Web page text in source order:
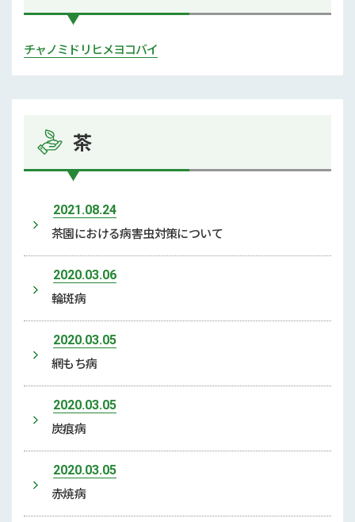
チャノミドリヒメヨコバイ
茶
2021.08.24
茶園における病害虫対策について
2020.03.06
輪斑病
2020.03.05
網もち病
2020.03.05
炭痕病
2020.03.05
赤焼病